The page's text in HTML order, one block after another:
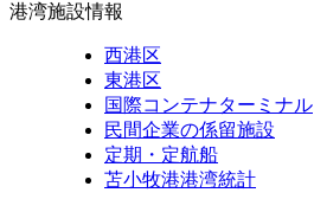
港湾施設情報
西港区
東港区
国際コンテナターミナル
民間企業の係留施設
定期・定航船
苫小牧港港湾統計